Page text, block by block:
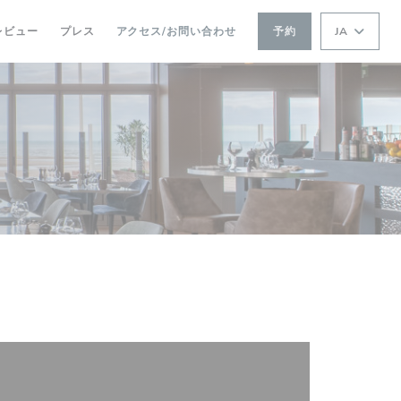
ビュー プレス アクセス/お問い合わせ 予約 JA